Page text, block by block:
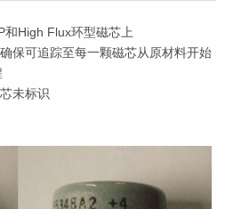
High Flux环型磁芯上
保可追踪至每一颗磁芯从原材料开始
未标识